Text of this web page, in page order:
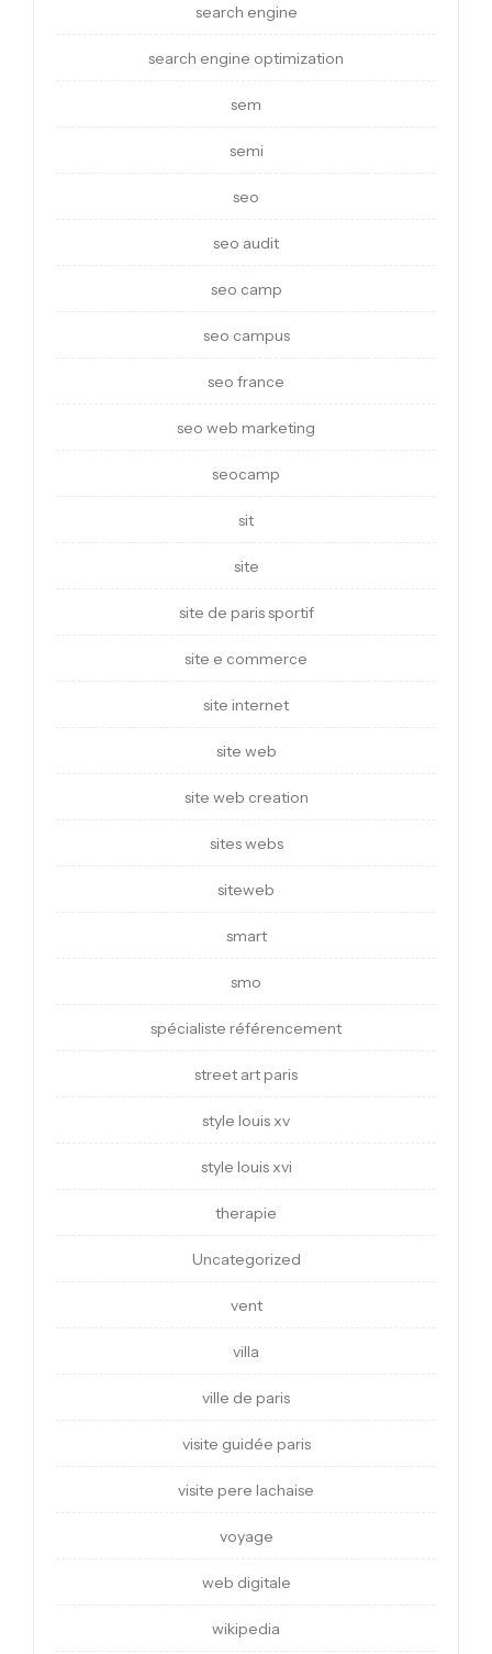
search engine
search engine optimization
sem
semi
seo
seo audit
seo camp
seo campus
seo france
seo web marketing
seocamp
sit
site
site de paris sportif
site e commerce
site internet
site web
site web creation
sites webs
siteweb
smart
smo
spécialiste référencement
street art paris
style louis xv
style louis xvi
therapie
Uncategorized
vent
villa
ville de paris
visite guidée paris
visite pere lachaise
voyage
web digitale
wikipedia